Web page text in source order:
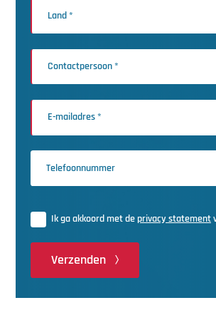
Ik ga akkoord met deprivacy statement
Verzenden